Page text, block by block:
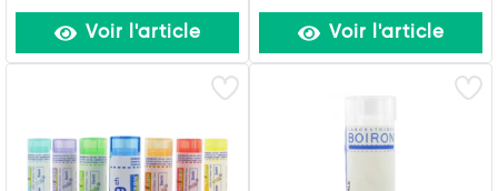
Voir l'article Voir l'article